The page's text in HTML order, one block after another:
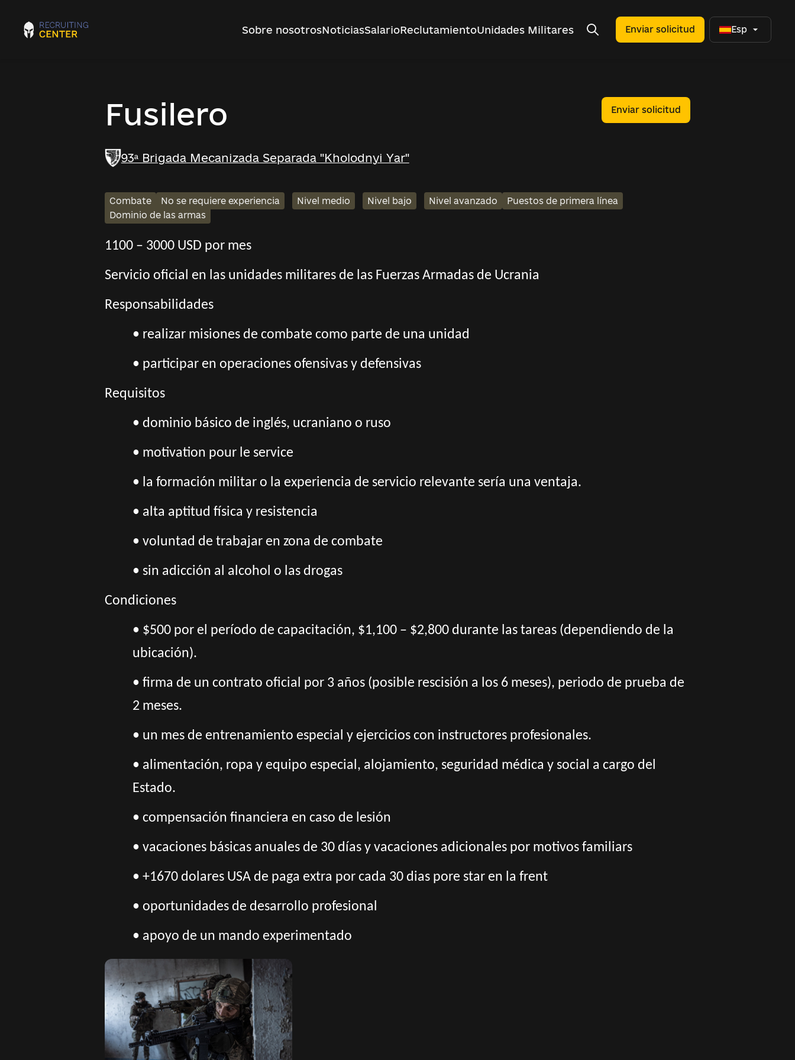
Sobre nosotrosNoticiasSalarioReclutamientoUnidades Militares Enviar solicitud Esp
Fusilero Enviar solicitud
93ª Brigada Mecanizada Separada "Kholodnyi Yar"
Combate No se requiere experiencia Nivel medio Nivel bajo Nivel avanzado
Puestos de primera línea
Dominio de las armas
1100 – 3000 USD por mes
Servicio oficial en las unidades militares de las Fuerzas Armadas de Ucrania
Responsabilidades
• realizar misiones de combate como parte de una unidad
• participar en operaciones ofensivas y defensivas
Requisitos
• dominio básico de inglés, ucraniano o ruso
• motivation pour le service
• la formación militar o la experiencia de servicio relevante sería una ventaja.
• alta aptitud física y resistencia
• voluntad de trabajar en zona de combate
• sin adicción al alcohol o las drogas
Condiciones
• $500 por el período de capacitación, $1,100 – $2,800 durante las tareas (dependiendo de la
ubicación).
• firma de un contrato oficial por 3 años (posible rescisión a los 6 meses), periodo de prueba de
2 meses.
• un mes de entrenamiento especial y ejercicios con instructores profesionales.
• alimentación, ropa y equipo especial, alojamiento, seguridad médica y social a cargo del
Estado.
• compensación financiera en caso de lesión
• vacaciones básicas anuales de 30 días y vacaciones adicionales por motivos familiars
• +1670 dolares USA de paga extra por cada 30 dias pore star en la frent
• oportunidades de desarrollo profesional
• apoyo de un mando experimentado